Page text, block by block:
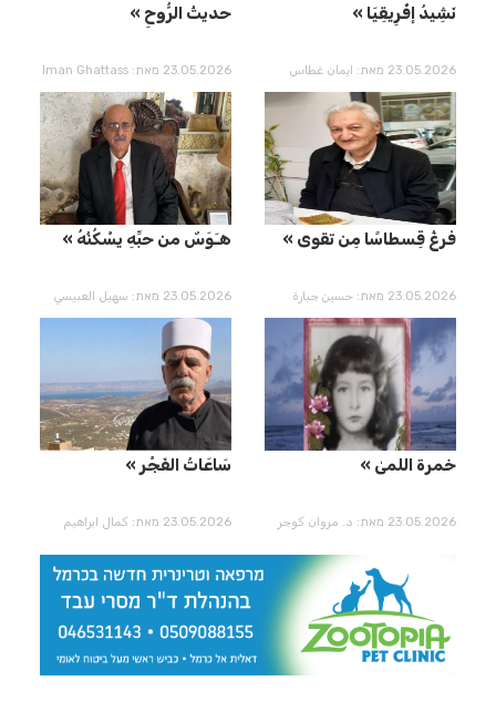
نَشِيدُ إفْرِيقِيَا
23.05.2026 מאת: ايمان غطاس
حديثُ الرُّوحِ
23.05.2026 מאת: Iman Ghattass
ُفرغُ قِسطاسًا مِن تقوى
23.05.2026 מאת: حسين جبارة
هـَوَسٌ من حبِّهِ يسْكُنُهُ
23.05.2026 מאת: سهيل العبيسي
خمرة اللمىٰ
23.05.2026 מאת: د. مروان كوجر
سَاعَاتُ الفَجْر
23.05.2026 מאת: كمال ابراهيم